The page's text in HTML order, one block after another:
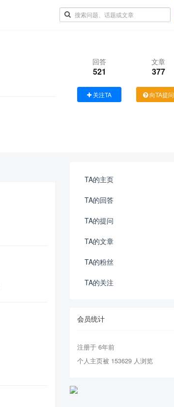
回答
521
文章
377
关注TA 向TA提问
TA的主页
TA的回答
TA的提问
TA的文章
TA的粉丝
TA的关注
会员统计
注册于 6年前
个人主页被 153629 人浏览